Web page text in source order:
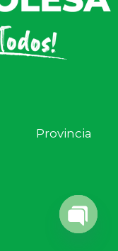
Provincia